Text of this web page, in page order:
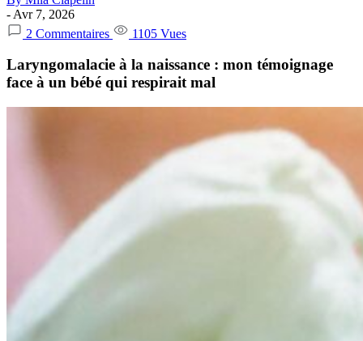
- Avr 7, 2026
2 Commentaires 1105 Vues
Laryngomalacie à la naissance : mon témoignage
face à un bébé qui respirait mal